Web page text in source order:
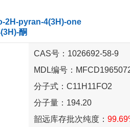
2H-pyran-4(3H)-one
酮
CAS号：1026692-58-9
MDL编号：
分子式：C11H11FO2
分子量：194.20
韶远库存批次纯度：